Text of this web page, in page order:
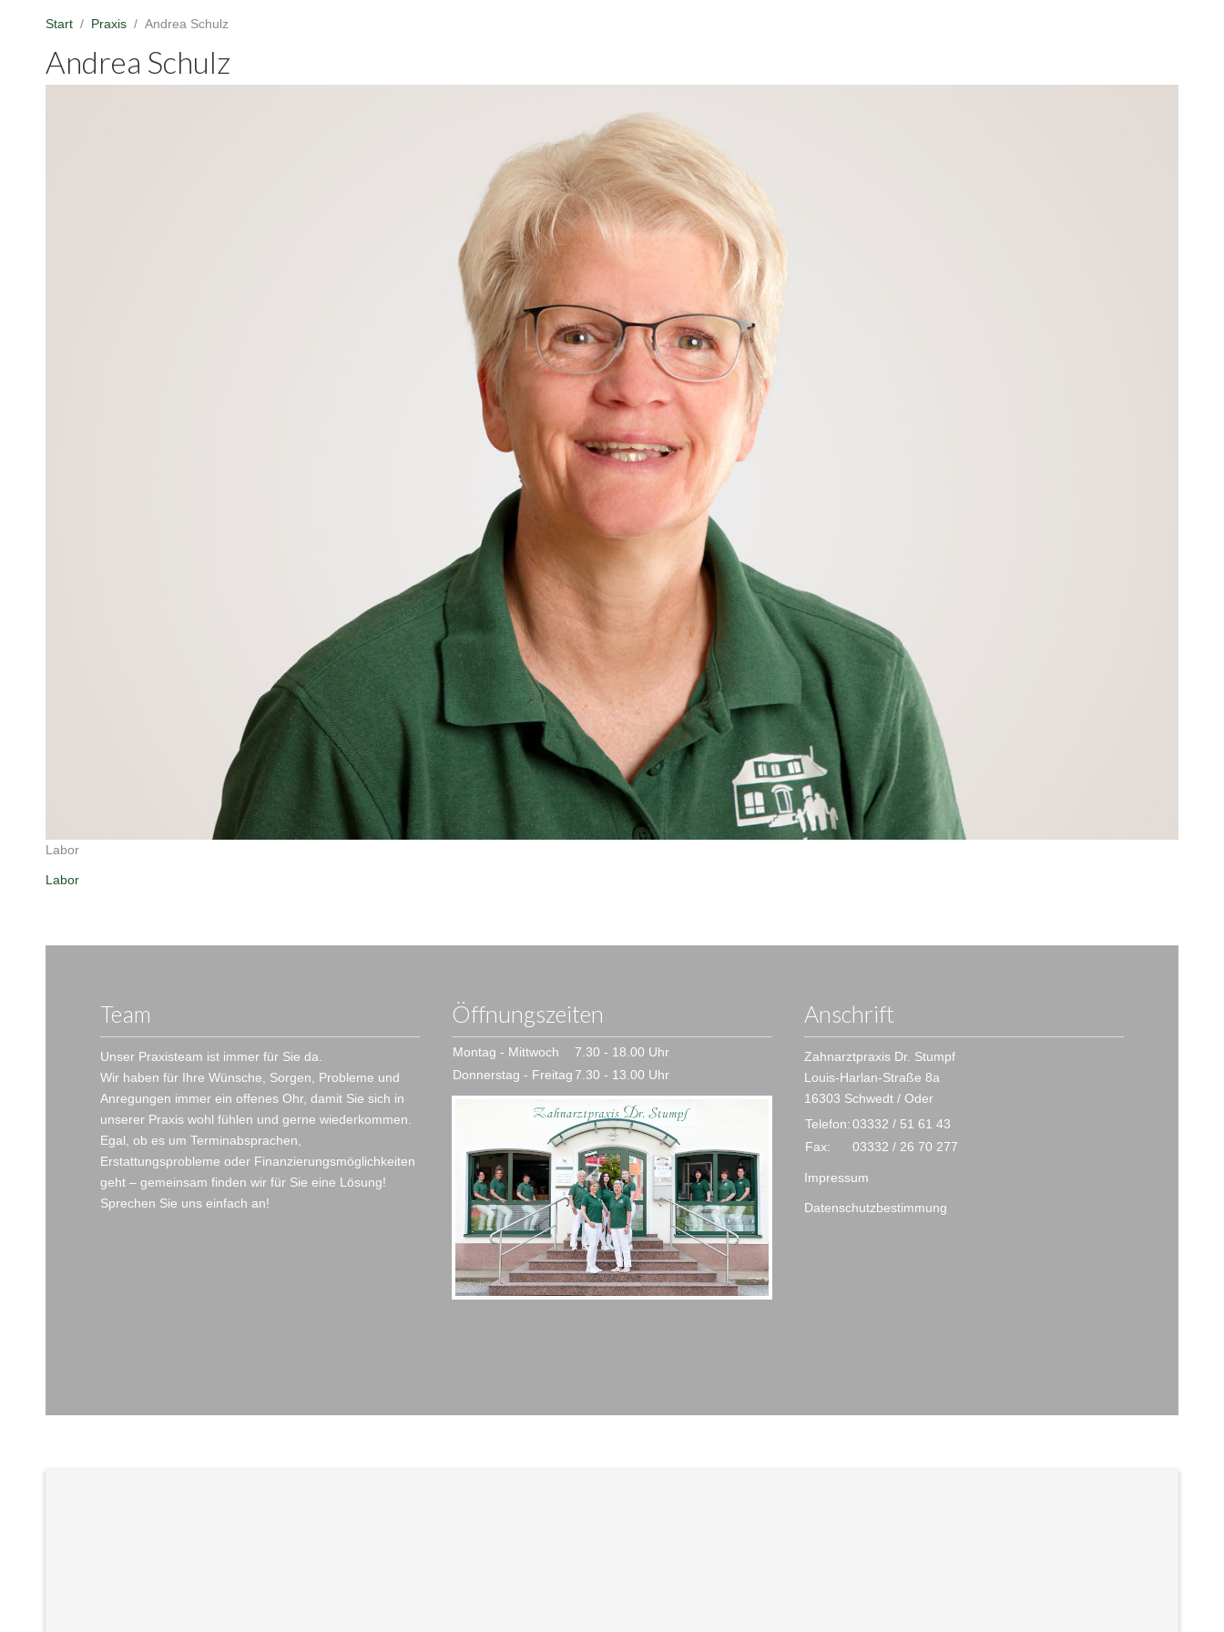
Start Praxis Andrea Schulz
Andrea Schulz
Labor
Labor
Team
Unser Praxisteam ist immer für Sie da.
Wir haben für Ihre Wünsche, Sorgen, Probleme und
Anregungen immer ein offenes Ohr, damit Sie sich in
unserer Praxis wohl fühlen und gerne wiederkommen.
Egal, ob es um Terminabsprachen,
Erstattungsprobleme oder Finanzierungsmöglichkeiten
geht – gemeinsam finden wir für Sie eine Lösung!
Sprechen Sie uns einfach an!
Öffnungszeiten
Montag - Mittwoch
7.30 - 18.00 Uhr
Donnerstag - Freitag 7.30 - 13.00 Uhr
Anschrift
Zahnarztpraxis Dr. Stumpf
Louis-Harlan-Straße 8a
16303 Schwedt / Oder
Telefon:03332 / 51 61 43
Fax:
03332 / 26 70 277
Impressum
Datenschutzbestimmung